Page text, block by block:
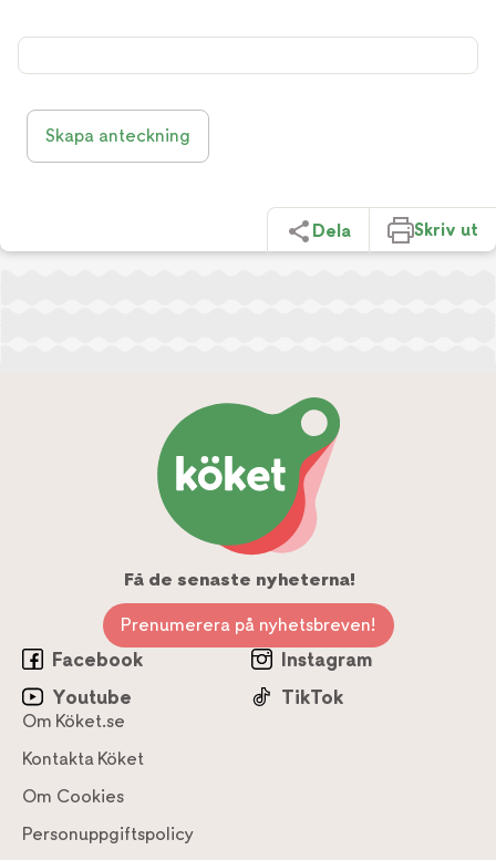
Skapa anteckning
Dela Skriv ut
Få de senaste nyheterna!
Prenumerera på nyhetsbreven!
Facebook
Instagram
Youtube
TikTok
Om Köket.se
Kontakta Köket
Om Cookies
Personuppgiftspolicy